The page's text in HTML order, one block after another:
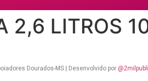
2,6 LITROS
Dourados-MS | Desenvolvido por